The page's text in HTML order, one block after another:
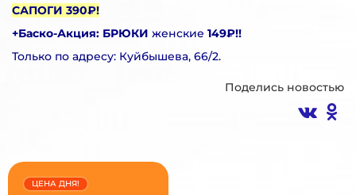
САПОГИ 390₽!
+Баско-Акция: БРЮКИ женские 149₽!!
Только по адресу: Куйбышева, 66/2.
Поделись новостью
ЦЕНА ДНЯ!